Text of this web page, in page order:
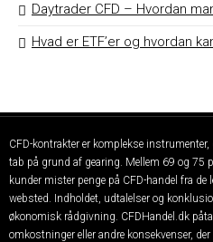
Daytrader CFD – Hvordan
Hvad er ETF’er og hvordan
CFD-kontrakter er komplekse
tab på grund af gearing. Mellem 69 og 75
kunder mister penge på CFD-handel fra de
websted. Indholdet, udtalelser og
økonomisk rådgivning. CFDHandel.dk
omkostninger eller andre konsekvenser,